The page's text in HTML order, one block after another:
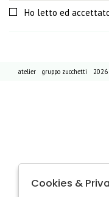
Ho letto ed
atelier gruppo zucchetti
Cookies &